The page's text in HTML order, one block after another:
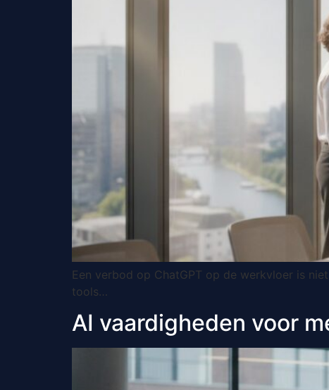
Een verbod op ChatGPT op de werkvloer is
tools…
AI vaardigheden voor